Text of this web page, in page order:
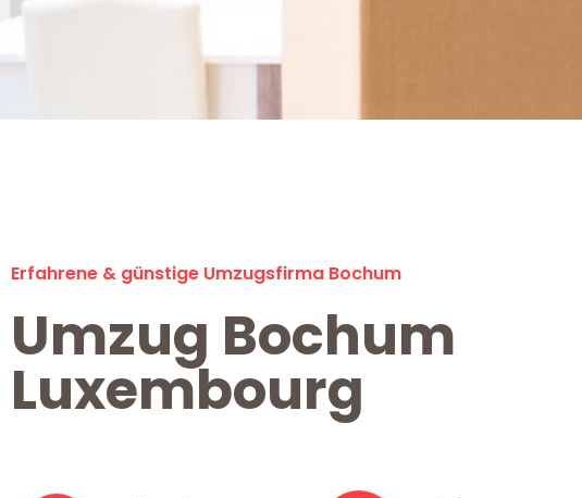
Erfahrene & günstige Umzugsfirma Bochum
Umzug Bochum
Luxembourg